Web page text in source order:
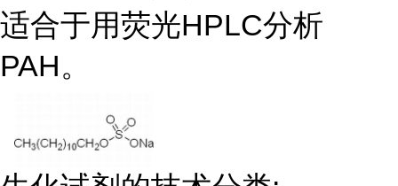
适合于用荧光HPLC分析
PAH。